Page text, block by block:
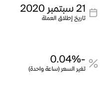
21 سبتمبر 2020
تاريخ إطلاق العملة
-0.04%
تغير السعر (ساعة واحدة)